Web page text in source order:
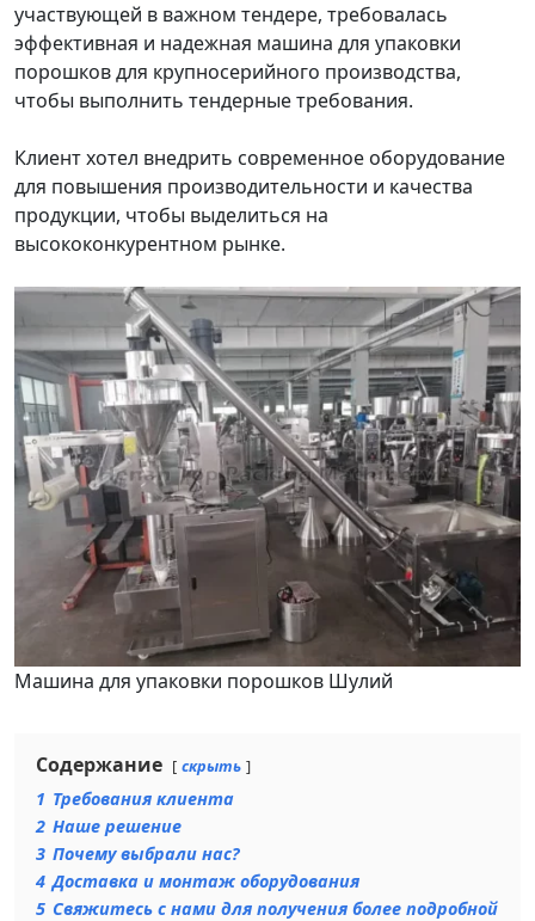
участвующей в важном тендере, требовалась
эффективная и надежная машина для упаковки
порошков для крупносерийного производства,
чтобы выполнить тендерные требования.
Клиент хотел внедрить современное оборудование
для повышения производительности и качества
продукции, чтобы выделиться на
высококонкурентном рынке.
Машина для упаковки порошков Шулий
Содержание скрыть
1 Требования клиента
2 Наше решение
3 Почему выбрали нас?
4 Доставка и монтаж оборудования
5 Свяжитесь с нами для получения более подробной